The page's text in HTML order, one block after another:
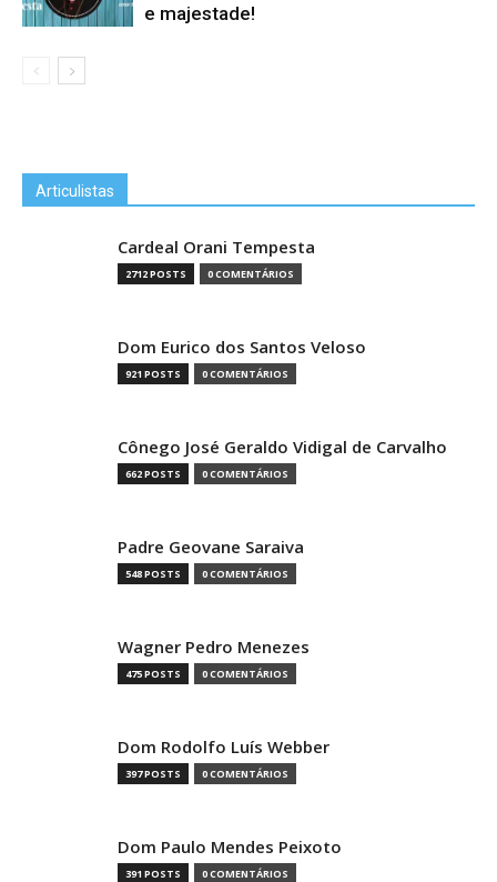
e majestade!
Articulistas
Cardeal Orani Tempesta
2712 POSTS 0 COMENTÁRIOS
Dom Eurico dos Santos Veloso
921 POSTS 0 COMENTÁRIOS
Cônego José Geraldo Vidigal de Carvalho
662 POSTS 0 COMENTÁRIOS
Padre Geovane Saraiva
548 POSTS 0 COMENTÁRIOS
Wagner Pedro Menezes
475 POSTS 0 COMENTÁRIOS
Dom Rodolfo Luís Webber
397 POSTS 0 COMENTÁRIOS
Dom Paulo Mendes Peixoto
391 POSTS 0 COMENTÁRIOS